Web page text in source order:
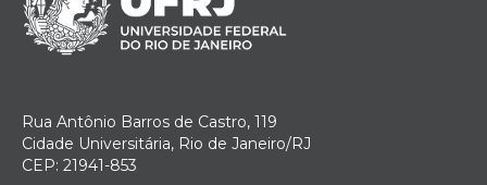
Rua Antônio Barros de Castro, 119
Cidade Universitária, Rio de Janeiro/RJ
CEP: 21941-853